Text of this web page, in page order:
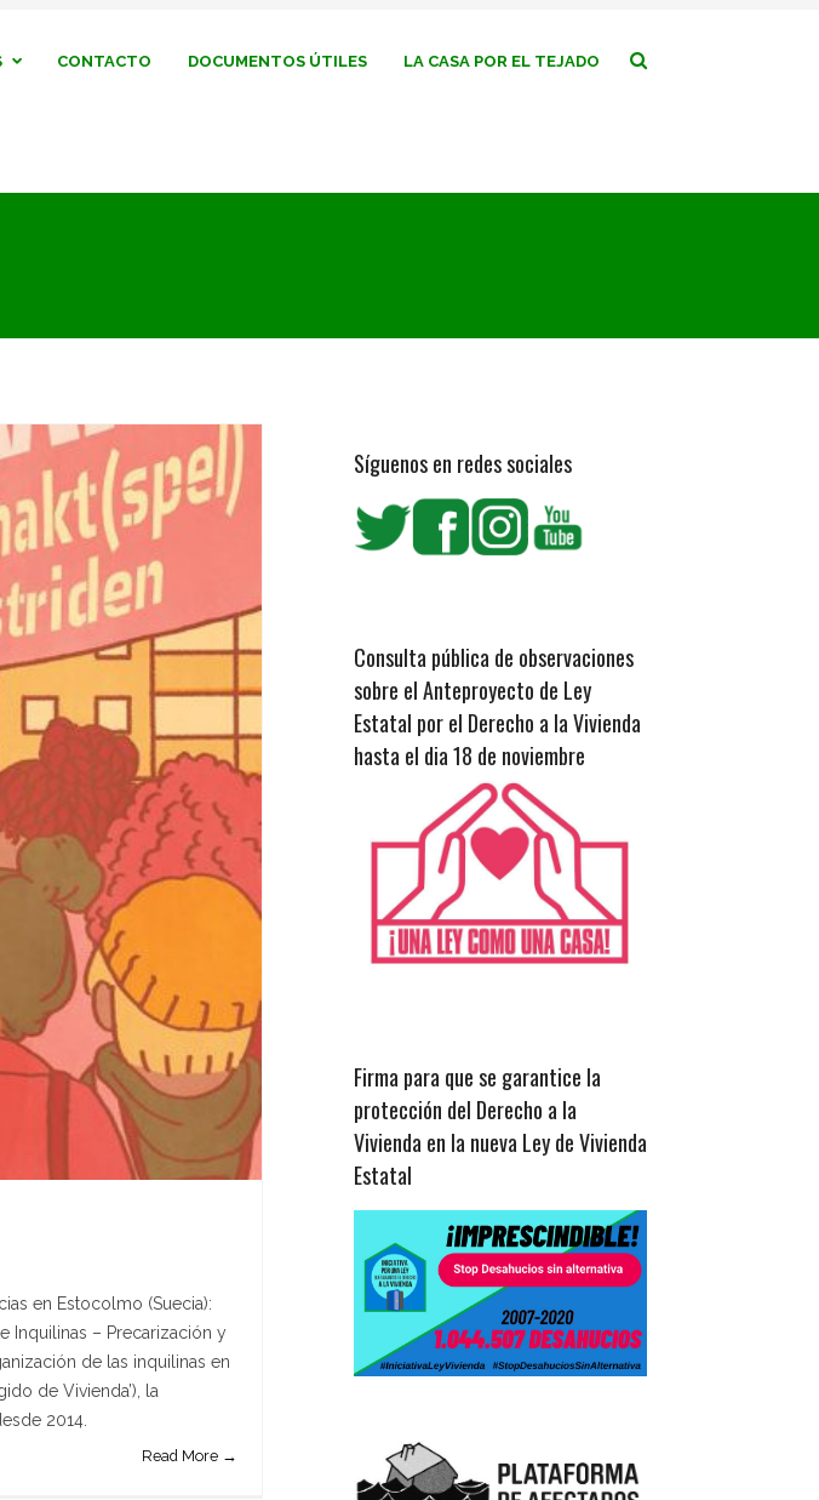
CONTACTO DOCUMENTOS ÚTILES LA CASA POR EL TEJADO
en Estocolmo (Suecia):
Inquilinas – Precarización y
de las inquilinas en
de Vivienda’), la
2014.
Read More →
Síguenos en redes sociales
Consulta pública de observaciones
sobre el Anteproyecto de Ley
Estatal por el Derecho a la Vivienda
hasta el dia 18 de noviembre
Firma para que se garantice la
protección del Derecho a la
Vivienda en la nueva Ley de Vivienda
Estatal